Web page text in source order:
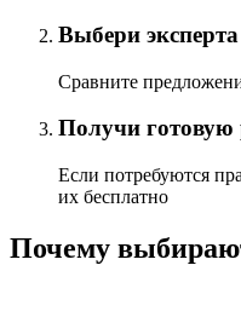
Выбери эксперта
Сравните
Получи готовую
Если потребуются
их бесплатно
Почему